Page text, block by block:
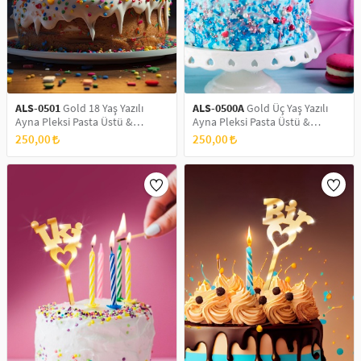
SAÇ AKSESUARLARI
GELİN / DÜĞÜN AKSESUARLARI
TELEFON ASKISI
MAKYAJ ÇANTASI
ODA KOKUSU VE MUM
PARTİ SÜSLERİ
YILBAŞI ÜRÜNLERİ
KULLAN AT TABAK BARDAK SETİ
ALS-0501Gold 18 Yaş Yazılı
Ayna Pleksi Pasta Üstü &
Doğum Günü Partisi & Pleksi
Pasta Süsü
250,00
ALS-0500AGold Üç Yaş Yazılı
Ayna Pleksi Pasta Üstü &
Doğum Günü Partisi & Pleksi
Pasta Süsü
250,00